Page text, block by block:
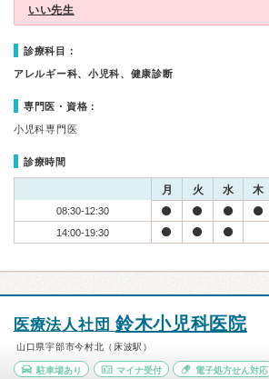
いい先生
診療科目：
アレルギー科、小児科、健康診断
専門医・資格：
小児科専門医
診療時間
月 火 水 木
08:30-12:30
14:00-19:30
医療法人社団 鈴木小児科医院
山口県宇部市今村北（床波駅）
駐車場あり マイナ受付 電子処方せん対応